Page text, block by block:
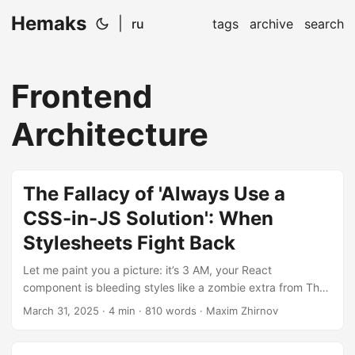
Hemaks ru tags archive search
Frontend
Architecture
The Fallacy of 'Always Use a
CSS-in-JS Solution': When
Stylesheets Fight Back
Let me paint you a picture: it’s 3 AM, your React
component is bleeding styles like a zombie extra from The
Walking Dead, and you’re knee-deep in styled-component
March 31, 2025 · 4 min · 810 words · Maxim Zhirnov